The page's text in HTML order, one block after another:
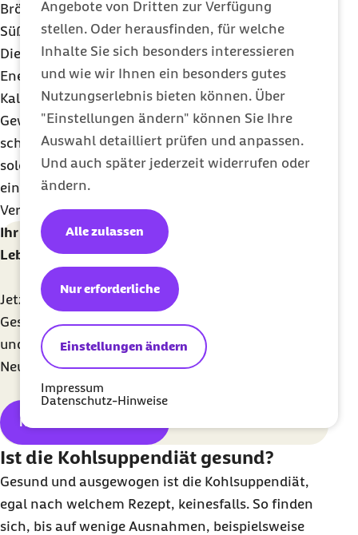
Angebote von Dritten zur Verfügung
stellen. Oder herausfinden, für welche
Inhalte Sie sich besonders interessieren
und wie wir Ihnen ein besonders gutes
Nutzungserlebnis bieten können. Über
"Einstellungen ändern" können Sie Ihre
Auswahl detailliert prüfen und anpassen.
Und auch später jederzeit widerrufen oder
ändern.
Einstellungen ändern
Nur erforderliche
Alle zulassen
Impressum
Datenschutz-Hinweise
Brötchen, Nudeln, Reis, Käse, Wurst, Öle, Nüsse,
Süßwaren, Knabbereien).
Die Kohlsuppendiät ist auf eine geringe
Energiezufuhr ausgelegt, die zu einem
Kaloriendefizit und somit zur kurzfristigen
Gewichtsreduktion führen kann. Allerdings werden
schnelle Gewichtsverluste, wie sie im Rahmen
solcher Crash-Diäten stattfinden, zunächst durch
einen hohen Wasserverlust und nicht durch eine
Verringerung des Körperfettanteils erzielt.
Ihr kostenfreier Newsletter für ein gesünderes
Leben
Jetzt unverbindlich anmelden und monatlich
Gesundheitsthemen mit wertvollen Tipps erhalten
und über exklusive Barmer-Services und
Neuigkeiten informiert werden.
Newsletter abonnieren
Ist die Kohlsuppendiät gesund?
Gesund und ausgewogen ist die Kohlsuppendiät,
egal nach welchem Rezept, keinesfalls. So finden
sich, bis auf wenige Ausnahmen, beispielsweise